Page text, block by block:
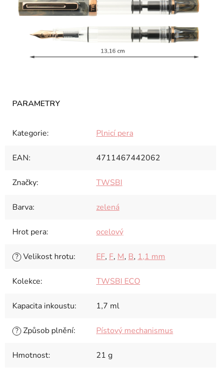
Kategorie: Plnicí pera
EAN: 4711467442062
Značky: TWSBI
Barva: zelená
Hrot pera: ocelový
? Velikost hrotu: EF, F, M, B, 1,1 mm
Kolekce: TWSBI ECO
Kapacita inkoustu: 1,7 ml
? Způsob plnění: Pístový mechanismus
Hmotnost: 21 g